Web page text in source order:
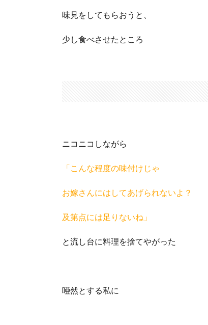
味見をしてもらおうと、
少し食べさせたところ
ニコニコしながら
「こんな程度の味付けじゃ
お嫁さんにはしてあげられないよ？
及第点には足りないね」
と流し台に料理を捨てやがった
唖然とする私に